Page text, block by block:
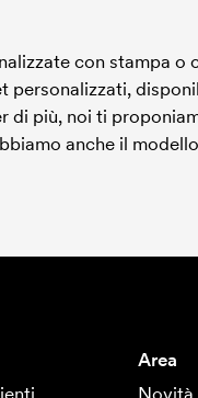
con stampa
personalizzati,
di più, noi ti
anche il
Area